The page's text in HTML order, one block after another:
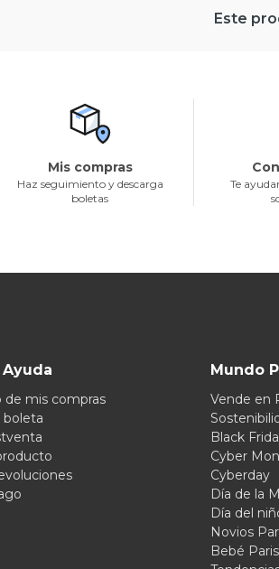
Este
Mis compras
Haz seguimiento y descarga
boletas
Te
mis compras
boleta
Mundo
Vende en
Black
Cyber
Cyberday
Día de la
Día del
Novios
Bebé Paris